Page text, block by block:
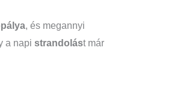
, és megannyi
a napi strandolást már